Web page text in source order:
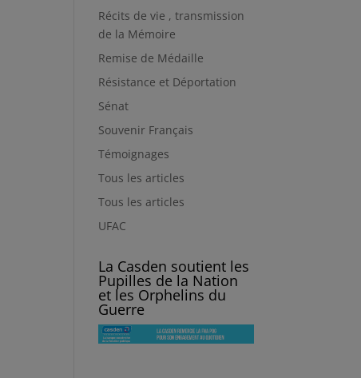
Récits de vie , transmission
de la Mémoire
Remise de Médaille
Résistance et Déportation
Sénat
Souvenir Français
Témoignages
Tous les articles
Tous les articles
UFAC
La Casden soutient les
Pupilles de la Nation
et les Orphelins du
Guerre